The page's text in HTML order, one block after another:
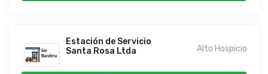
Estación de Servicio
Santa Rosa Ltda
Alto Hospicio